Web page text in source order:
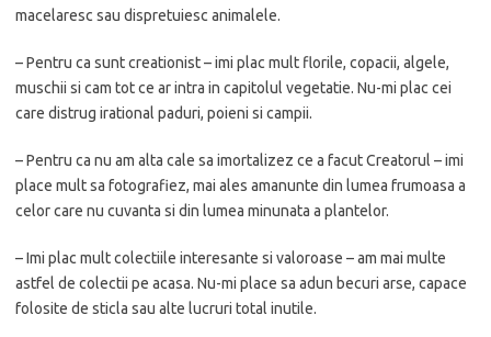
macelaresc sau dispretuiesc animalele.
– Pentru ca sunt creationist – imi plac mult florile, copacii, algele,
muschii si cam tot ce ar intra in capitolul vegetatie. Nu-mi plac cei
care distrug irational paduri, poieni si campii.
– Pentru ca nu am alta cale sa imortalizez ce a facut Creatorul – imi
place mult sa fotografiez, mai ales amanunte din lumea frumoasa a
celor care nu cuvanta si din lumea minunata a plantelor.
– Imi plac mult colectiile interesante si valoroase – am mai multe
astfel de colectii pe acasa. Nu-mi place sa adun becuri arse, capace
folosite de sticla sau alte lucruri total inutile.